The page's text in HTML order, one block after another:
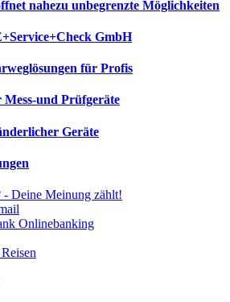
nahezu unbegrenzte Möglichkeiten
GmbH
für Profis
und Prüfgeräte
Geräte
- Deine Meinung zählt!
Onlinebanking